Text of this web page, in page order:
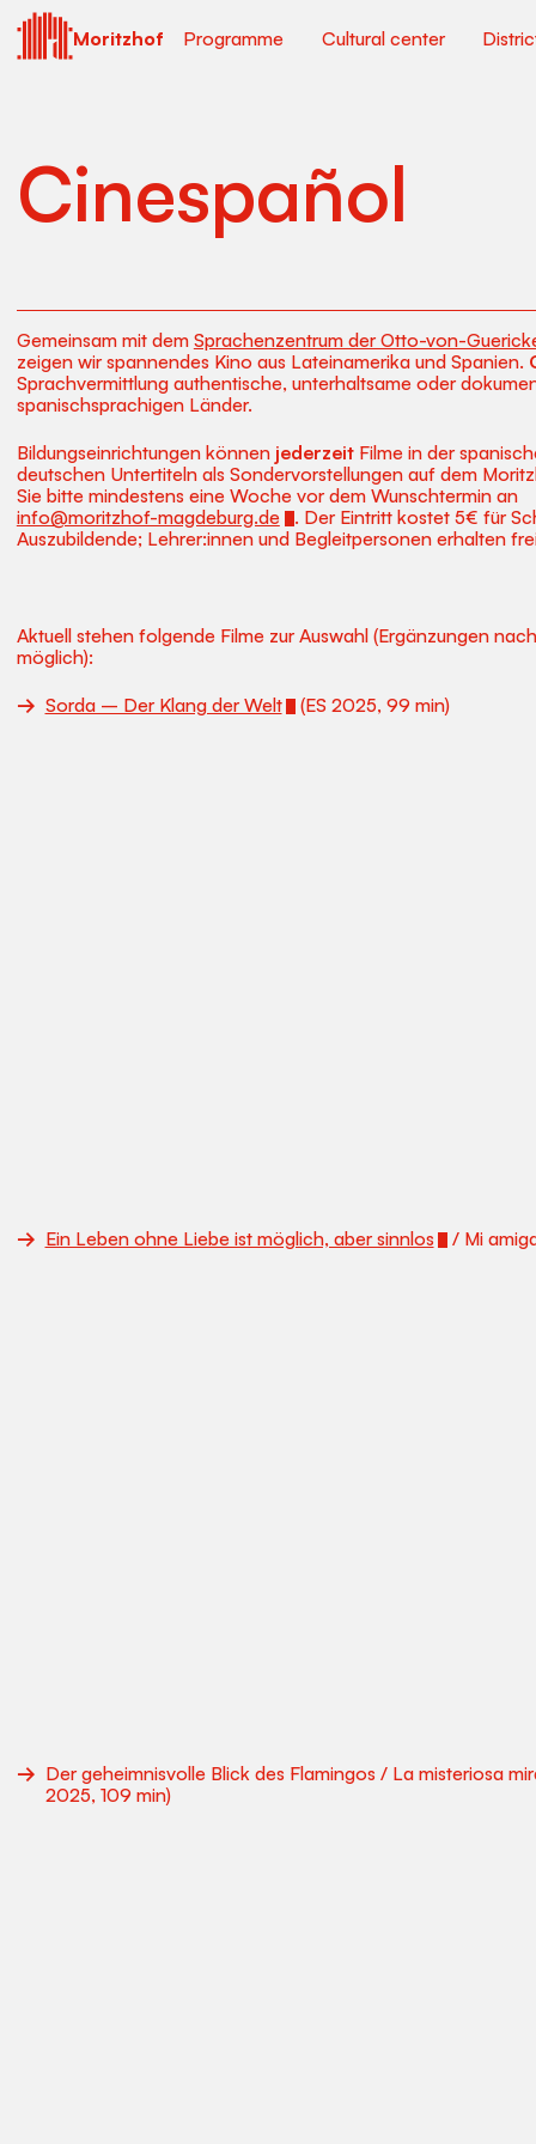
Moritzhof Programme Cultural center
Cinespañol
Gemeinsam mit dem Sprachenzentrum der Otto-von-
zeigen wir spannendes Kino aus Lateinamerika und Spanien.
Sprachvermittlung authentische, unterhaltsame oder
spanischsprachigen Länder.
Bildungseinrichtungen können jederzeit Filme in der
deutschen Untertiteln als Sondervorstellungen auf dem
Sie bitte mindestens eine Woche vor dem Wunschtermin an
info@moritzhof-magdeburg.de . Der Eintritt kostet 5€ für
Auszubildende; Lehrer:innen und Begleitpersonen erhalten
Aktuell stehen folgende Filme zur Auswahl (Ergänzungen
möglich):
Sorda – Der Klang der Welt (ES 2025, 99 min)
Dieses Video wird vonYouTubebereitgestellt.
Ein Leben ohne Liebe ist möglich, aber sinnlos / Mi
Dieses Video wird von YouTubebereitgestellt.
When loading, data is transmitted to Google LLC (USA).
Der geheimnisvolle Blick des Flamingos / La misteriosa
2025, 109 min)